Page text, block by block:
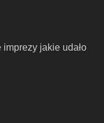
jakie udało